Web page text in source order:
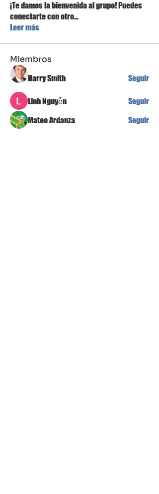
¡Te damos la bienvenida al grupo! Puedes
conectarte con otro...
Leer más
Miembros
Harry Smith Seguir
Linh Nguyễn
Seguir
Mateo Ardanza
Seguir